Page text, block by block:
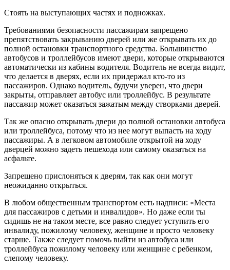
Стоять на выступающих частях и подножках.
Требованиями безопасности пассажирам запрещено
препятствовать закрыванию дверей или же открывать их до
полной остановки транспортного средства. Большинство
автобусов и троллейбусов имеют двери, которые открываются
автоматически из кабины водителя. Водитель не всегда видит,
что делается в дверях, если их придержал кто-то из
пассажиров. Однако водитель, будучи уверен, что двери
закрыты, отправляет автобус или троллейбус. В результате
пассажир может оказаться зажатым между створками дверей.
Так же опасно открывать двери до полной остановки автобуса
или троллейбуса, потому что из нее могут выпасть на ходу
пассажиры. А в легковом автомобиле открытой на ходу
дверцей можно задеть пешехода или самому оказаться на
асфальте.
Запрещено прислоняться к дверям, так как они могут
неожиданно открыться.
В любом общественным транспортом есть надписи: «Места
для пассажиров с детьми и инвалидов». Но даже если ты
сидишь не на таком месте, все равно следует уступить его
инвалиду, пожилому человеку, женщине и просто человеку
старше. Также следует помочь выйти из автобуса или
троллейбуса пожилому человеку или женщине с ребенком,
слепому человеку.